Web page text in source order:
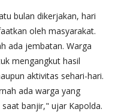
bulan dikerjakan, hari
oleh masyarakat.
ada jembatan. Warga
mengangkut hasil
aktivitas sehari-hari.
ada warga yang
banjir," ujar Kapolda.